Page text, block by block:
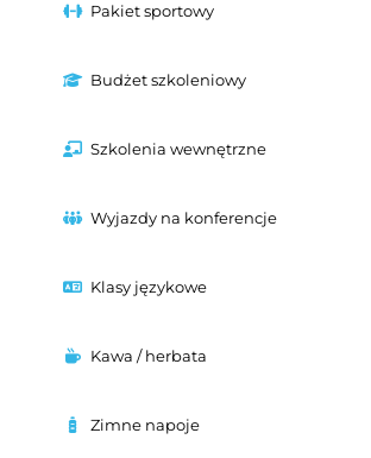
Pakiet sportowy
Budżet szkoleniowy
Szkolenia wewnętrzne
Wyjazdy na konferencje
Klasy językowe
Kawa / herbata
Zimne napoje